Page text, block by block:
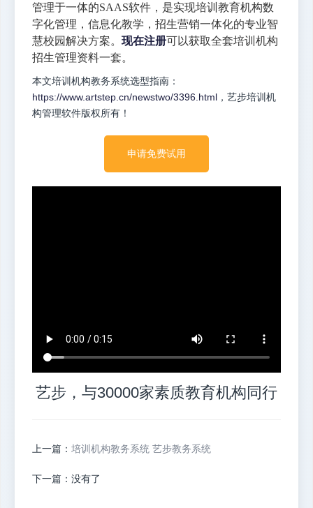
管理于一体的SAAS软件，是实现培训教育机构数
字化管理，信息化教学，招生营销一体化的专业智
慧校园解决方案。 现在注册可以获取全套培训机构
招生管理资料一套。
本文培训机构教务系统选型指南：
https://www.artstep.cn/newstwo/3396.html ，艺步培训机
构管理软件版权所有！
申请免费试用
艺步，与30000家素质教育机构同行
上一篇： 培训机构教务系统 艺步教务系统
下一篇：没有了